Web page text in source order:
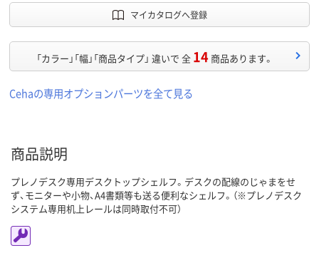
マイカタログへ登録
「カラー」「幅」「商品タイプ」 違いで 全 14 商品あります。
Cehaの専用オプションパーツを全て見る
商品説明
プレノデスク専用デスクトップシェルフ。デスクの配線のじゃまをせ
ず、モニターや小物、A4書類等も送る便利なシェルフ。（※プレノデスク
システム専用机上レールは同時取付不可）